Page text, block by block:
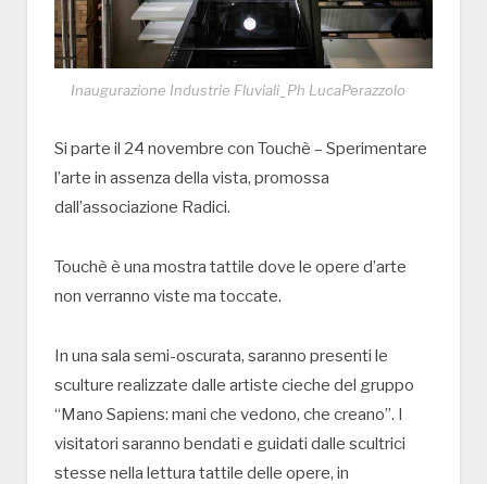
Inaugurazione Industrie Fluviali_Ph LucaPerazzolo
Si parte il 24 novembre con Touchè – Sperimentare
l’arte in assenza della vista, promossa
dall’associazione Radici.
Touchè è una mostra tattile dove le opere d’arte
non verranno viste ma toccate.
In una sala semi-oscurata, saranno presenti le
sculture realizzate dalle artiste cieche del gruppo
“Mano Sapiens: mani che vedono, che creano”. I
visitatori saranno bendati e guidati dalle scultrici
stesse nella lettura tattile delle opere, in